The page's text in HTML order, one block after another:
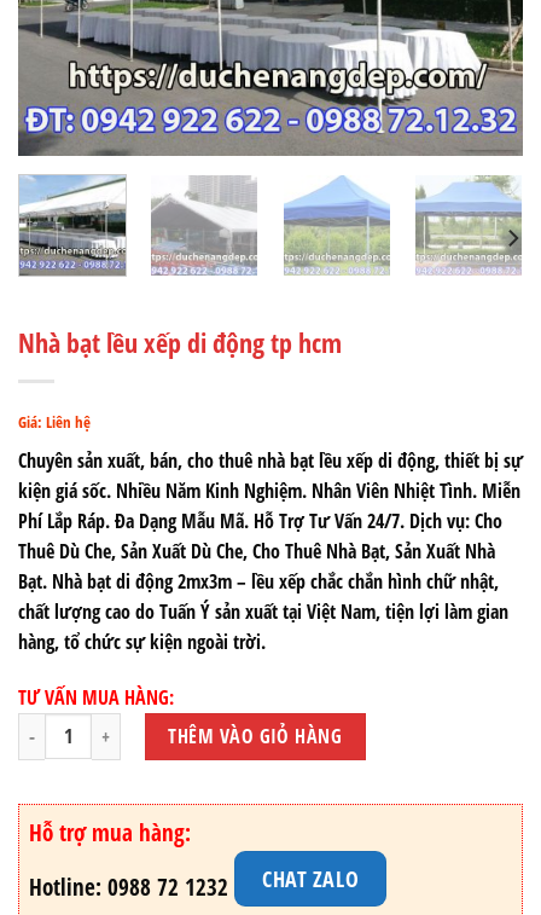
Nhà bạt lều xếp di động tp hcm
Giá: Liên hệ
Chuyên sản xuất, bán, cho thuê nhà bạt lều xếp di động, thiết bị sự
kiện giá sốc. Nhiều Năm Kinh Nghiệm. Nhân Viên Nhiệt Tình. Miễn
Phí Lắp Ráp. Đa Dạng Mẫu Mã. Hỗ Trợ Tư Vấn 24/7. Dịch vụ: Cho
Thuê Dù Che, Sản Xuất Dù Che, Cho Thuê Nhà Bạt, Sản Xuất Nhà
Bạt. Nhà bạt di động 2mx3m – lều xếp chắc chắn hình chữ nhật,
chất lượng cao do Tuấn Ý sản xuất tại Việt Nam, tiện lợi làm gian
hàng, tổ chức sự kiện ngoài trời.
TƯ VẤN MUA HÀNG:
THÊM VÀO GIỎ HÀNG
Hỗ trợ mua hàng:
Hotline: 0988 72 1232
CHAT ZALO